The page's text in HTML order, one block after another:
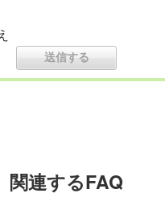
関連するFAQ